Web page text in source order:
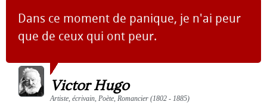
Dans ce moment de panique, je n'ai peur
que de ceux qui ont peur.
Victor Hugo
Artiste, écrivain, Poète, Romancier (1802 - 1885)